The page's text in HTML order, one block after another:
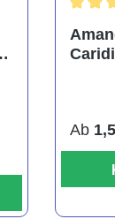
Ab